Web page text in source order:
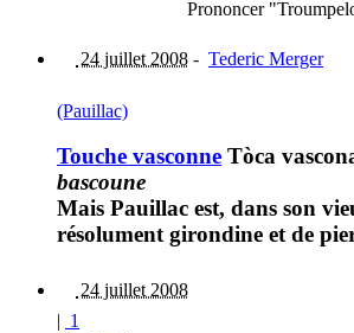
Prononcer
24 juillet 2008 - Tederic Merger
(Pauillac)
Touche vasconne Tòca
bascoune
Mais Pauillac est, dans son
résolument girondine et de
24 juillet 2008
| 1